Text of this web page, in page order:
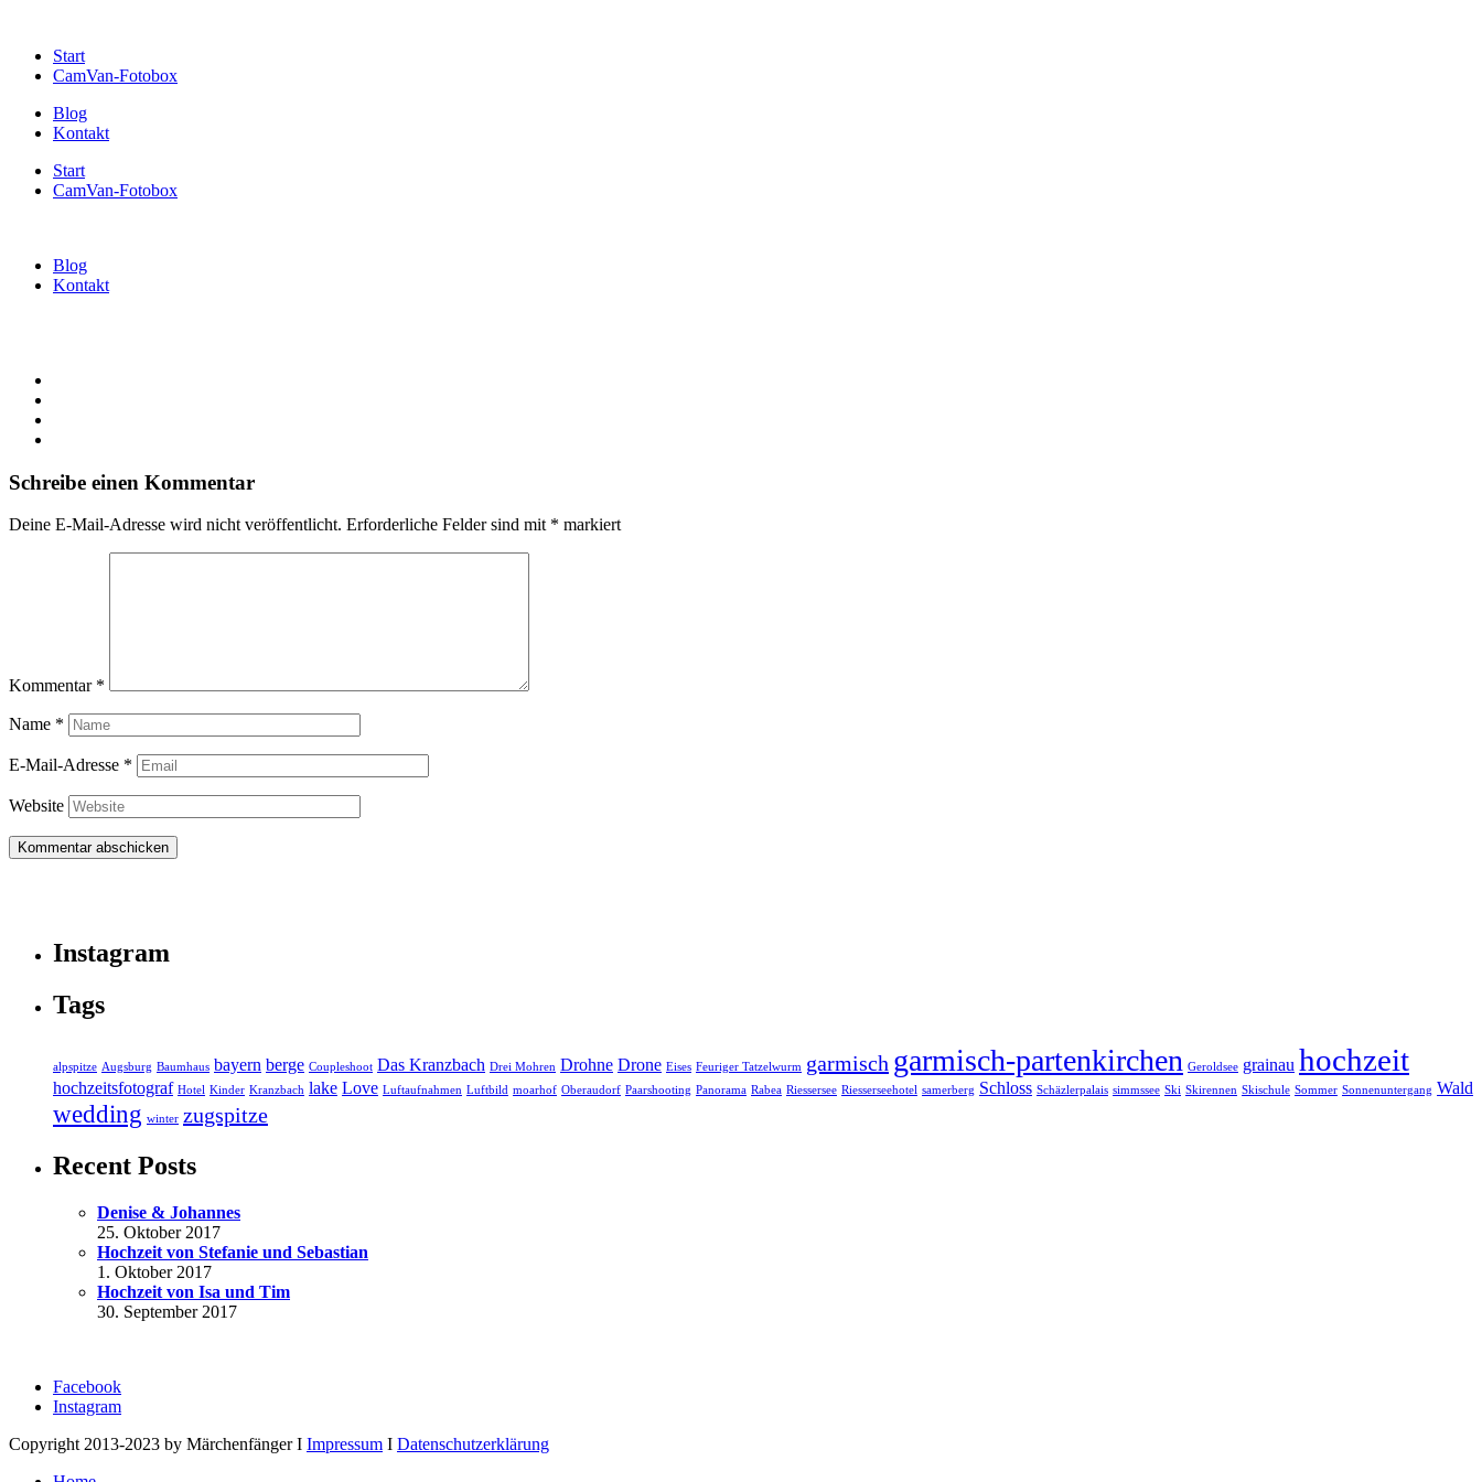
Start
CamVan-Fotobox
Blog
Kontakt
Start
CamVan-Fotobox
Blog
Kontakt
Schreibe einen Kommentar
Deine E-Mail-Adresse wird nicht veröffentlicht. Erforderliche Felder sind mit * markiert
Kommentar *
Name *
E-Mail-Adresse *
Website
Instagram
Tags
alpspitze Augsburg Baumhaus bayern berge Coupleshoot Das Kranzbach Drei Mohren Drohne Drone Eises Feuriger Tatzelwurm garmisch garmisch-partenkirchen Geroldsee grainau hochzeit
hochzeitsfotograf Hotel Kinder Kranzbach lake Love Luftaufnahmen Luftbild moarhof Oberaudorf Paarshooting Panorama Rabea Riessersee Riesserseehotel samerberg Schloss Schäzlerpalais simmssee Ski Skirennen Skischule Sommer Sonnenuntergang Wald
wedding winter zugspitze
Recent Posts
Denise & Johannes
25. Oktober 2017
Hochzeit von Stefanie und Sebastian
1. Oktober 2017
Hochzeit von Isa und Tim
30. September 2017
Facebook
Instagram
Copyright 2013-2023 by Märchenfänger I Impressum I Datenschutzerklärung